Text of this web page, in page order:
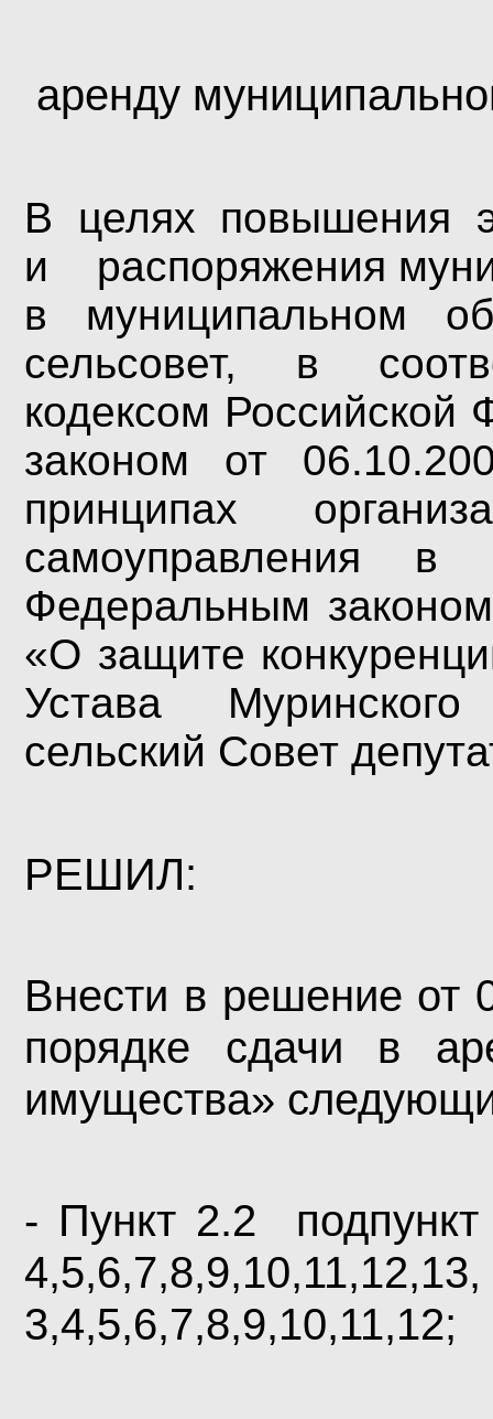
аренду
В целях повышения
и распоряжения
в муниципальном
сельсовет, в
кодексом
законом от
принципах
самоуправления в
Федеральным
«О защите
Устава
сельский Совет
РЕШИЛ:
Внести в решение
порядке сдачи в
имущества»
- Пункт 2.2
3,4,5,6,7,8,9,10,11,12;